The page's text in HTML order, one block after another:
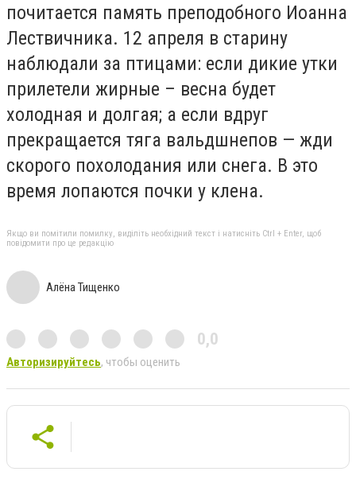
почитается память преподобного Иоанна
Лествичника. 12 апреля в старину
наблюдали за птицами: если дикие утки
прилетели жирные – весна будет
холодная и долгая; а если вдруг
прекращается тяга вальдшнепов — жди
скорого похолодания или снега. В это
время лопаются почки у клена.
Якщо ви помітили помилку, виділіть необхідний текст і натисніть Ctrl + Enter, щоб
повідомити про це редакцію
Алёна Тищенко
0,0
Авторизируйтесь, чтобы оценить